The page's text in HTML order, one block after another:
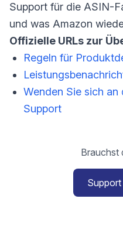
Support für die ASIN-
und was Amazon
Offizielle URLs zur
Regeln für
Wenden Sie sich an
Support
Brauchst